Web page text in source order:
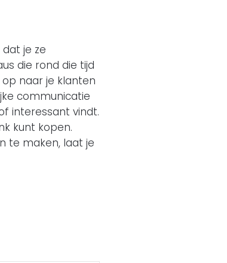
je ze
die rond die tijd
op naar je klanten
communicatie
interessant vindt.
kunt kopen.
te maken, laat je